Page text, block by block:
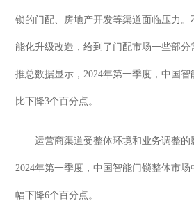
锁的门配、房地产开发等渠道面临压力
能化升级改造，给到了门配市场一些部分
推总数据显示， 2024年第一季度，中国智
比下降3个百分点。
运营商渠道受整体环境和业务调整
2024年第一季度，中国智能门锁整体市
幅下降6个百分点。